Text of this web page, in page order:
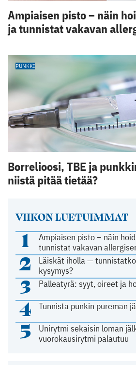
VIIKON LUETUIMMAT
1
Ampiaisen pisto – näin
tunnistat vakavan
2
Läiskät iholla —
kysymys?
3 Palleatyrä: syyt, oireet ja
4 Tunnista punkin pureman
5
Unirytmi sekaisin loman
vuorokausirytmi palautuu
Ampiaisen pisto – näin
ja tunnistat vakavan
PUNKKI
Borrelioosi, TBE ja
niistä pitää tietää?